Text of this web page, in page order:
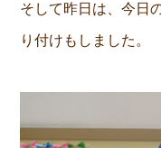
そして昨日は、今日
り付けもしました。